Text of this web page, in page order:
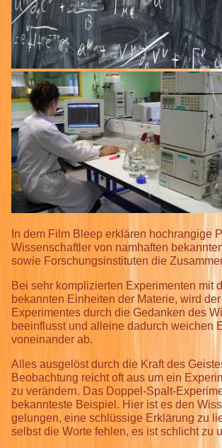
In dem Film Bleep erklären hochrangige
Wissenschaftler von namhaften
sowie Forschungsinstituten die
Bei sehr komplizierten Experimenten mit
bekannten Einheiten der Materie, wird
Experimentes durch die Gedanken des
beeinflusst und alleine dadurch weichen
voneinander ab.
Alles ausgelöst durch die Kraft des
Beobachtung reicht oft aus um ein
zu verändern. Das Doppel-Spalt-
bekannteste Beispiel. Hier ist es den
gelungen, eine schlüssige Erklärung zu
selbst die Worte fehlen, es ist schlicht zu